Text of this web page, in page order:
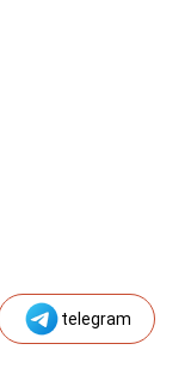
telegram